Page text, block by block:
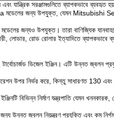
সরঞ্জামগুলিতে ব্যাপকভাবে ব্যবহৃত
জন্য উপযুক্ত, যেমন Mitsubishi
জন্যও উপযুক্ত। তারা বাণিজ্যিক
লোডার, রোড রোলার ইত্যাদিতে
টার্বোচার্জড ডিজেল ইঞ্জিন। এটি উন্নত
উপর নির্ভর করে, কিন্তু সাধারণত 130
বিভিন্ন নির্মাণ যন্ত্রপাতি যেমন খননকারক,
জন্য উন্নত জ্বলন নিয়ন্ত্রণ প্রযুক্তি এবং কম